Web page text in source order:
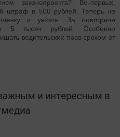
законопроекта? Во-первых,
штраф в 500 рублей. Теперь не
и уехать. За повторное
5 тысяч рублей. Особенно
водительских прав сроком от
и интересным в